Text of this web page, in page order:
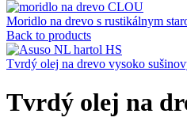
Moridlo na drevo s rustikálnym
Back to products
Tvrdý olej na drevo vysoko
Tvrdý olej na